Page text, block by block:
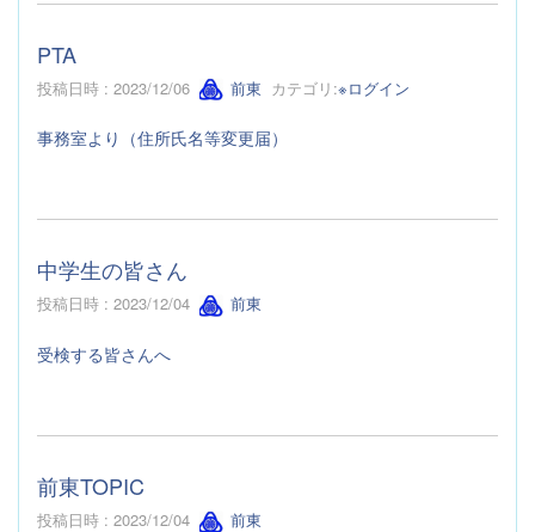
PTA
投稿日時 : 2023/12/06 前東 カテゴリ:※ログイン
事務室より（住所氏名等変更届）
中学生の皆さん
投稿日時 : 2023/12/04 前東
受検する皆さんへ
前東TOPIC
投稿日時 : 2023/12/04 前東